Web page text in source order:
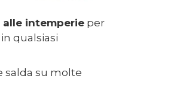
alle intemperie per
qualsiasi
salda su molte